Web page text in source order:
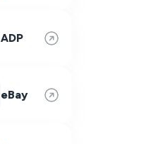
ADP
eBay